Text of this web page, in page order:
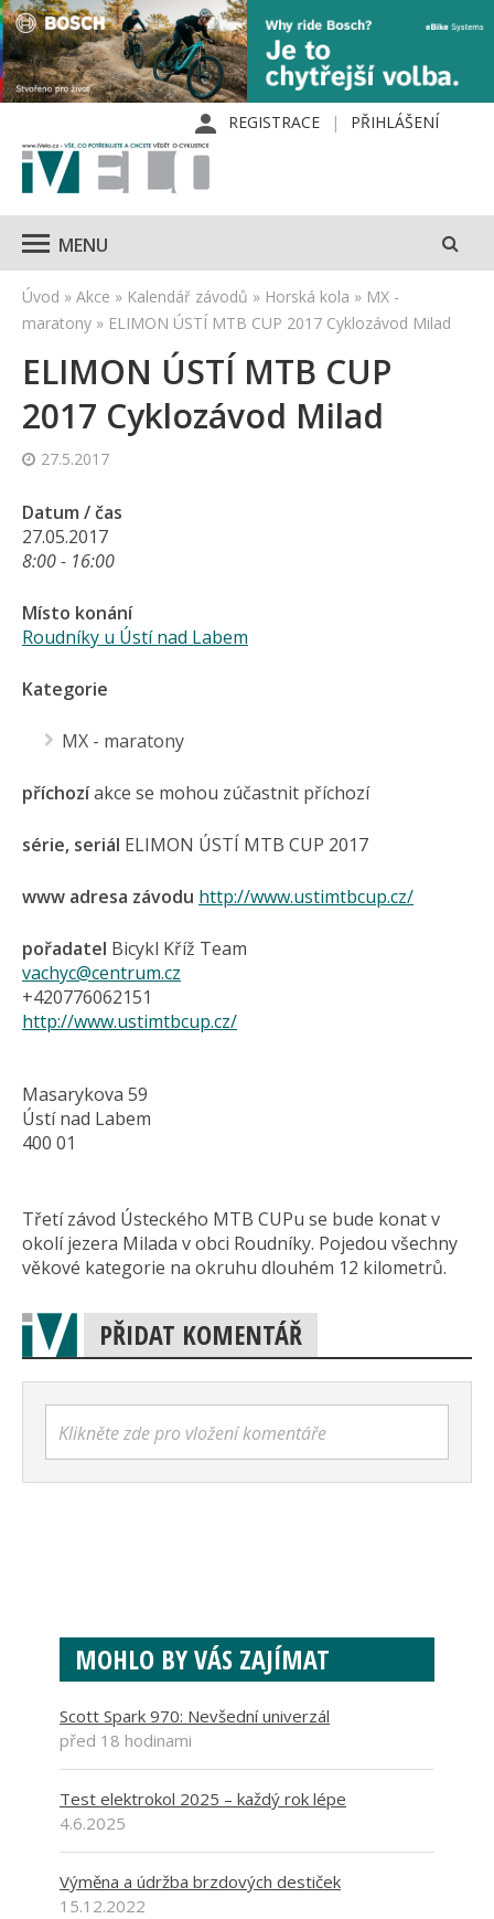
REGISTRACE PŘIHLÁŠENÍ
MENU
Úvod » Akce » Kalendář závodů » Horská kola » MX -
maratony » ELIMON ÚSTÍ MTB CUP 2017 Cyklozávod Milad
ELIMON ÚSTÍ MTB CUP
2017 Cyklozávod Milad
27.5.2017
Datum / čas
27.05.2017
8:00 - 16:00
Místo konání
Roudníky u Ústí nad Labem
Kategorie
MX - maratony
příchozíakce se mohou zúčastnit příchozí
série, seriál ELIMON ÚSTÍ MTB CUP 2017
www adresa závodu http://www.ustimtbcup.cz/
pořadatel Bicykl Kříž Team
vachyc@centrum.cz
+420776062151
http://www.ustimtbcup.cz/
Masarykova 59
Ústí nad Labem
400 01
Třetí závod Ústeckého MTB CUPu se bude konat v
okolí jezera Milada v obci Roudníky. Pojedou všechny
věkové kategorie na okruhu dlouhém 12 kilometrů.
PŘIDAT KOMENTÁŘ
Klikněte zde pro vložení komentáře
MOHLO BY VÁS ZAJÍMAT
Scott Spark 970: Nevšední univerzál
před 18 hodinami
Test elektrokol 2025 – každý rok lépe
4.6.2025
Výměna a údržba brzdových destiček
15.12.2022